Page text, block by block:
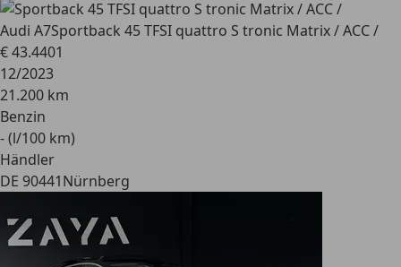
Audi A7Sportback 45 TFSI quattro S tronic Matrix / ACC /
€ 43.4401
12/2023
21.200 km
Benzin
- (l/100 km)
Händler
DE 90441Nürnberg